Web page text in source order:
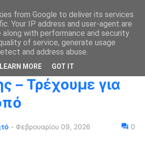
Δρόμου
– Τρέχουμε για
- Φεβρουαρίου 09, 2026 0
from Google to deliver its services
Your IP address and user-agent are
along with performance and security
of service, generate usage
and address abuse.
LEARN MORE GOT IT